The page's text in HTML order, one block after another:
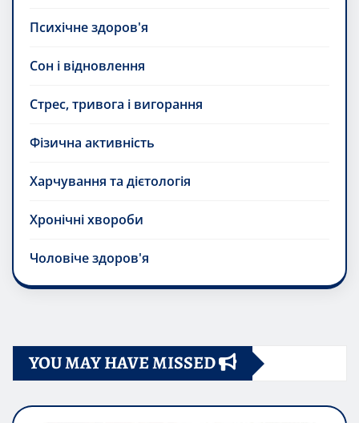
Психічне здоров'я
Сон і відновлення
Стрес, тривога і вигорання
Фізична активність
Харчування та дієтологія
Хронічні хвороби
Чоловіче здоров'я
YOU MAY HAVE MISSED